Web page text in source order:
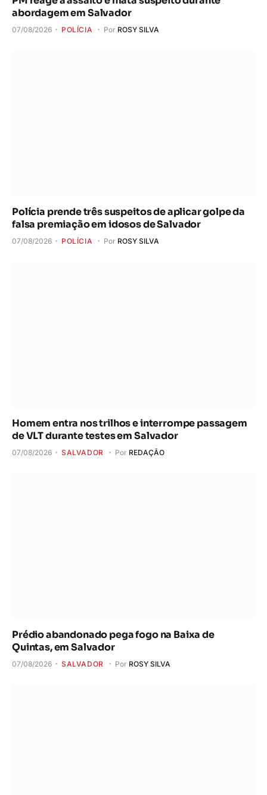
abordagem em Salvador
07/08/2026 POLÍCIA Por ROSY SILVA
Polícia prende três suspeitos de aplicar golpe da
falsa premiação em idosos de Salvador
07/08/2026 POLÍCIA Por ROSY SILVA
Homem entra nos trilhos e interrompe passagem
de VLT durante testes em Salvador
07/08/2026 SALVADOR Por REDAÇÃO
Prédio abandonado pega fogo na Baixa de
Quintas, em Salvador
07/08/2026 SALVADOR Por ROSY SILVA